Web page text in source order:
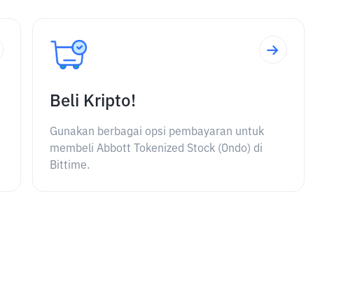
Beli Kripto!
Gunakan berbagai opsi pembayaran untuk
membeli Abbott Tokenized Stock (Ondo) di
Bittime.